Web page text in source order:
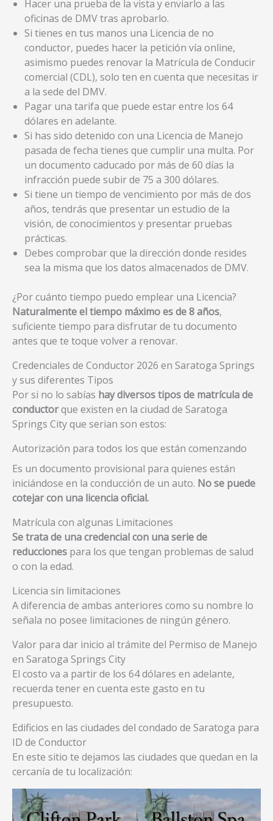
Hacer una prueba de la vista y enviarlo a las
oficinas de DMV tras aprobarlo.
Si tienes en tus manos una Licencia de no
conductor, puedes hacer la petición vía online,
asimismo puedes renovar la Matrícula de Conducir
comercial (CDL), solo ten en cuenta que necesitas ir
a la sede del DMV.
Pagar una tarifa que puede estar entre los 64
dólares en adelante.
Si has sido detenido con una Licencia de Manejo
pasada de fecha tienes que cumplir una multa. Por
un documento caducado por más de 60 días la
infracción puede subir de 75 a 300 dólares.
Si tiene un tiempo de vencimiento por más de dos
años, tendrás que presentar un estudio de la
visión, de conocimientos y presentar pruebas
prácticas.
Debes comprobar que la dirección donde resides
sea la misma que los datos almacenados de DMV.
¿Por cuánto tiempo puedo emplear una Licencia?
Naturalmente el tiempo máximo es de 8 años,
suficiente tiempo para disfrutar de tu documento
antes que te toque volver a renovar.
Credenciales de Conductor 2026 en Saratoga Springs
y sus diferentes Tipos
Por si no lo sabías hay diversos tipos de matrícula de
conductorque existen en la ciudad de Saratoga
Springs City que serian son estos:
Autorización para todos los que están comenzando
Es un documento provisional para quienes están
iniciándose en la conducción de un auto. No se puede
cotejar con una licencia oficial.
Matrícula con algunas Limitaciones
Se trata de una credencial con una serie de
reducciones para los que tengan problemas de salud
o con la edad.
Licencia sin limitaciones
A diferencia de ambas anteriores como su nombre lo
señala no posee limitaciones de ningún género.
Valor para dar inicio al trámite del Permiso de Manejo
en Saratoga Springs City
El costo va a partir de los 64 dólares en adelante,
recuerda tener en cuenta este gasto en tu
presupuesto.
Edificios en las ciudades del condado de Saratoga para
ID de Conductor
En este sitio te dejamos las ciudades que quedan en la
cercanía de tu localización: